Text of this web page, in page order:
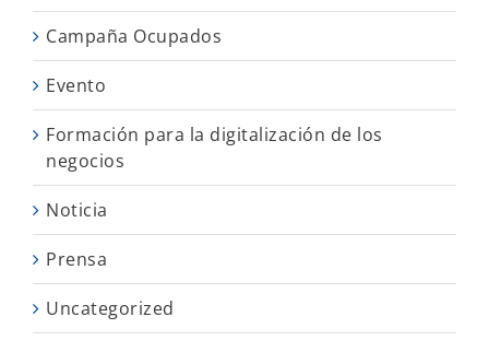
Campaña Ocupados
Evento
Formación para la digitalización de los
negocios
Noticia
Prensa
Uncategorized